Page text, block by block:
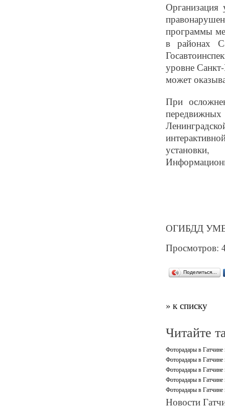
Организация
программы
в районах
уровне
может
При
ОГИБДД
Просмотров:
Поделиться…
» к списку
Читайте
Фоторадары в Гатчине
Фоторадары в
Фоторадары в
Фоторадары в Гатчине
Фоторадары в Гатчине
Новости